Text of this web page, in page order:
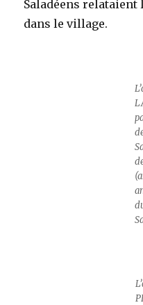
Saladéens relataient
dans le village.